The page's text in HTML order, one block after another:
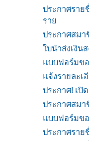
ประกาศราย
ราย
ประกาศสมา
ใบนำส่งเงิน
แบบฟอร์มข
แจ้งรายละเ
ประกาศ! เปิ
ประกาศสมา
แบบฟอร์มข
ประกาศรา